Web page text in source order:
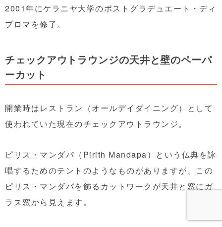
2001年にケラニヤ大学のポストグラデュエート・ディ
プロマを修了。
チェックアウトラウンジの天井と壁のペーパ
ーカット
開業時はレストラン（オールデイダイニング）として
使われていた現在のチェックアウトラウンジ。
ピリス・マンダパ（Pirith Mandapa）という仏典を詠
唱するためのテントのようなものがありますが、この
ピリス・マンダパを飾るカットワークが天井と窓にガ
ラス窓から見えます。